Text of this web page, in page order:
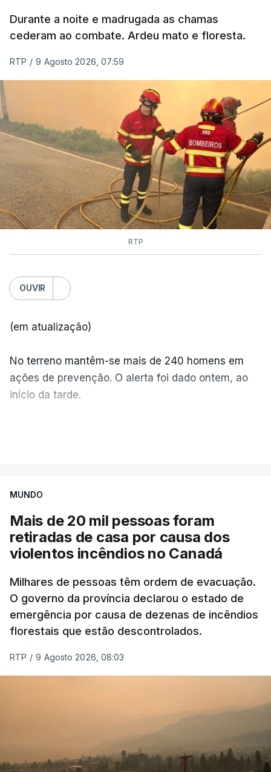
Durante a noite e madrugada as chamas
cederam ao combate. Ardeu mato e floresta.
RTP / 9 Agosto 2026, 07:59
RTP
OUVIR
(em atualização)
No terreno mantêm-se mais de 240 homens em
ações de prevenção. O alerta foi dado ontem, ao
início da tarde.
MUNDO
Mais de 20 mil pessoas foram
retiradas de casa por causa dos
violentos incêndios no Canadá
Milhares de pessoas têm ordem de evacuação.
O governo da província declarou o estado de
emergência por causa de dezenas de incêndios
florestais que estão descontrolados.
RTP / 9 Agosto 2026, 08:03